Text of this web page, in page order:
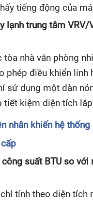
tiếng động của
lạnh trung tâm VRV/
tòa nhà văn phòng
phép điều khiển linh
sử dụng một dàn
tiết kiệm diện tích
nhân khiến hệ
suất BTU so với
tính theo diện tích